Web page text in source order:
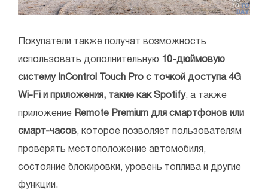
Покупатели также получат возможность
использовать дополнительную 10-дюймовую
систему InControl Touch Pro с точкой доступа 4G
Wi-Fi и приложения, такие как Spotify, а также
приложение Remote Premium для смартфонов или
смарт-часов, которое позволяет пользователям
проверять местоположение автомобиля,
состояние блокировки, уровень топлива и другие
функции.